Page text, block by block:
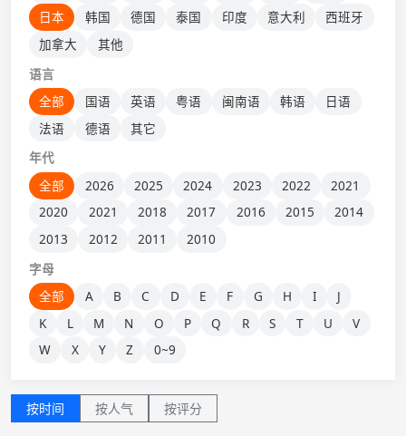
日本
韩国 德国 泰国 印度 意大利
西班牙
加拿大
其他
语言
全部
国语 英语 粤语 闽南语 韩语
日语
法语
德语
其它
年代
全部
2026 2025 2024 2023 2022
2021
2020
2021 2018 2017 2016 2015
2014
2013
2012 2011
2010
字母
全部
A B C D E F G H I
J
K
L M N O P Q R S T U
V
W
X Y Z 0~9
按时间 按人气 按评分